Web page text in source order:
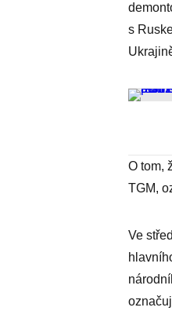
s
O tom,
TGM,
Ve